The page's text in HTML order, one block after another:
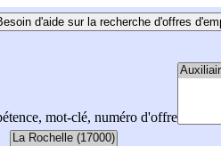
d'aide sur la recherche d'offres
mot-clé, numéro d'offre